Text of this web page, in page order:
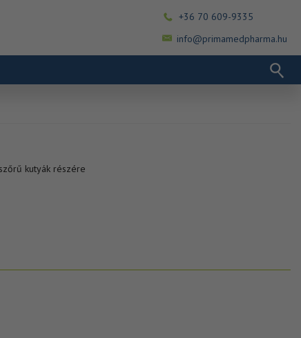
+36 70 609-9335
info@primamedpharma.hu
kutyák részére